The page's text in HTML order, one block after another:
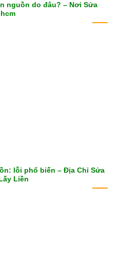
nguồn do đâu? – Nơi Sửa
lỗi phổ biến – Địa Chỉ Sửa
Liền